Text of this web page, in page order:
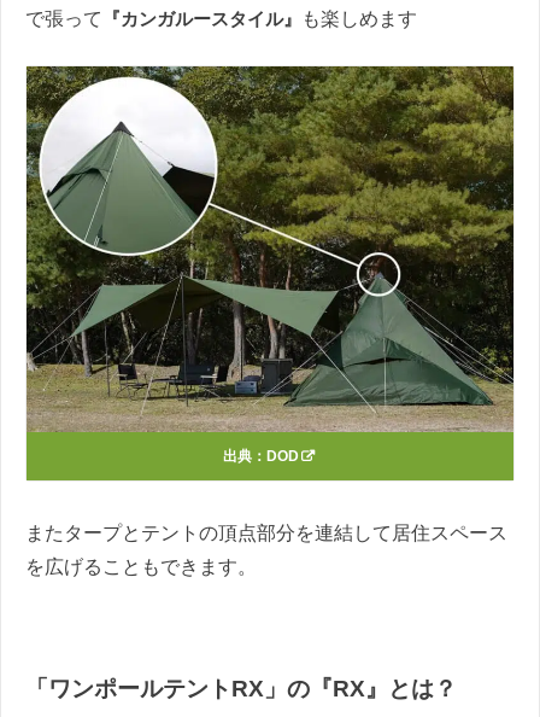
で張って
『カンガルースタイル』 も楽しめます
出典： DOD
またタープとテントの頂点部分を連結して居住スペース
を広げることもできます。
「ワンポールテントRX」の『RX』とは？